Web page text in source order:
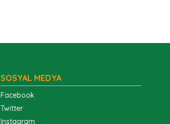
SOSYAL MEDYA
Facebook
Twitter
Instagram